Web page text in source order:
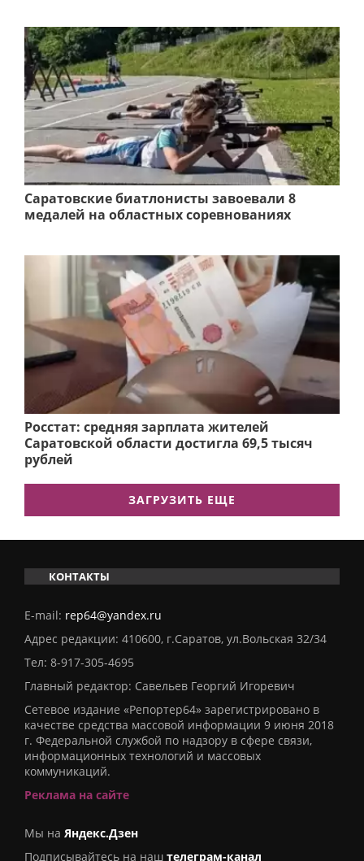
Саратовские биатлонисты завоевали 8
медалей на областных соревнованиях
Росстат: средняя зарплата жителей
Саратовской области достигла 69,5 тысяч
рублей
ЗАГРУЗИТЬ ЕЩЕ
КОНТАКТЫ
E-mail: rep64@yandex.ru
Адрес редакции: 410600, г.Саратов, ул.Вольская 32/34
Тел: 8-917-305-4695
Главный редактор: Савельев Георгий Игоревич
Сетевое издание «Репортер64» зарегистрировано в
качестве средства массовой информации 9 июня 2018
г. Федеральной службой по надзору в сфере связи,
информационных технологий и массовых
коммуникаций.
Реклама на сайте
Мы на Яндекс.Дзен
Подписывайтесь на наш телеграм-канал